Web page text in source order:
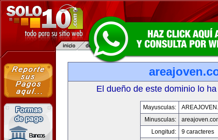
El dueño de este dominio lo
Mayusculas:
Minusculas:
Longitud:
9 caracteres